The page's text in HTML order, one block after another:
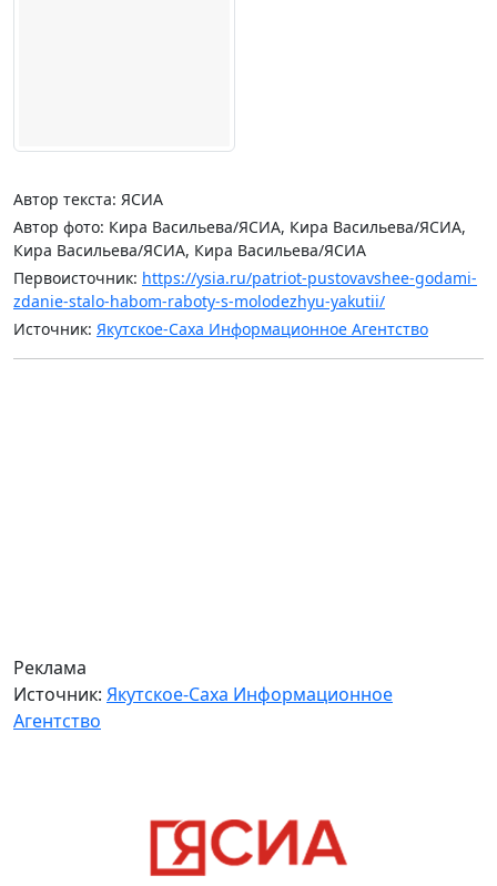
Автор текста: ЯСИА
Автор фото: Кира Васильева/ЯСИА, Кира Васильева/ЯСИА,
Кира Васильева/ЯСИА, Кира Васильева/ЯСИА
Первоисточник: https://ysia.ru/patriot-pustovavshee-godami-
zdanie-stalo-habom-raboty-s-molodezhyu-yakutii/
Источник: Якутское-Саха Информационное Агентство
Реклама
Источник: Якутское-Саха Информационное
Агентство